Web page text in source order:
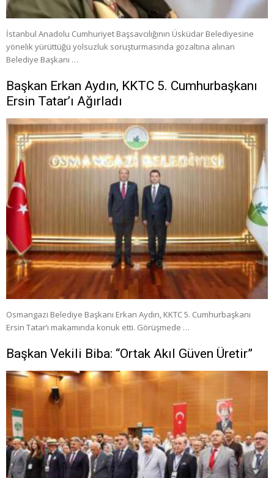
İstanbul Anadolu Cumhuriyet Başsavcılığının Üsküdar Belediyesine
yönelik yürüttüğü yolsuzluk soruşturmasında gözaltına alınan
Belediye Başkanı …
Başkan Erkan Aydın, KKTC 5. Cumhurbaşkanı
Ersin Tatar’ı Ağırladı
Osmangazi Belediye Başkanı Erkan Aydın, KKTC 5. Cumhurbaşkanı
Ersin Tatar’ı makamında konuk etti. Görüşmede …
Başkan Vekili Biba: “Ortak Akıl Güven Üretir”